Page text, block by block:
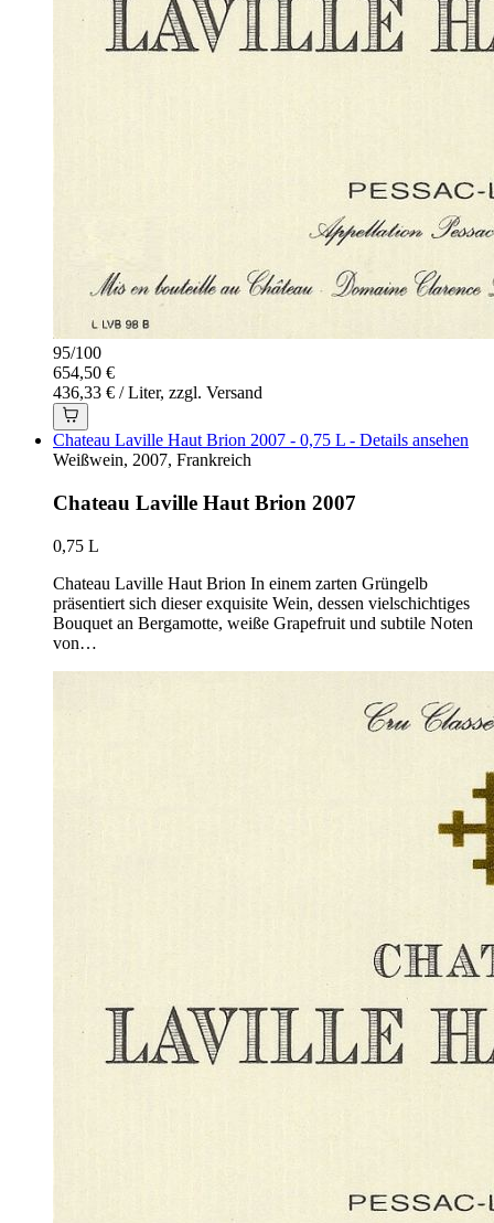
95/100
654,50 €
436,33 € / Liter, zzgl. Versand
Chateau Laville Haut Brion 2007 - 0,75 L - Details ansehen
Weißwein, 2007, Frankreich
Chateau Laville Haut Brion 2007
0,75 L
Chateau Laville Haut Brion In einem zarten Grüngelb
präsentiert sich dieser exquisite Wein, dessen vielschichtiges
Bouquet an Bergamotte, weiße Grapefruit und subtile Noten
von…